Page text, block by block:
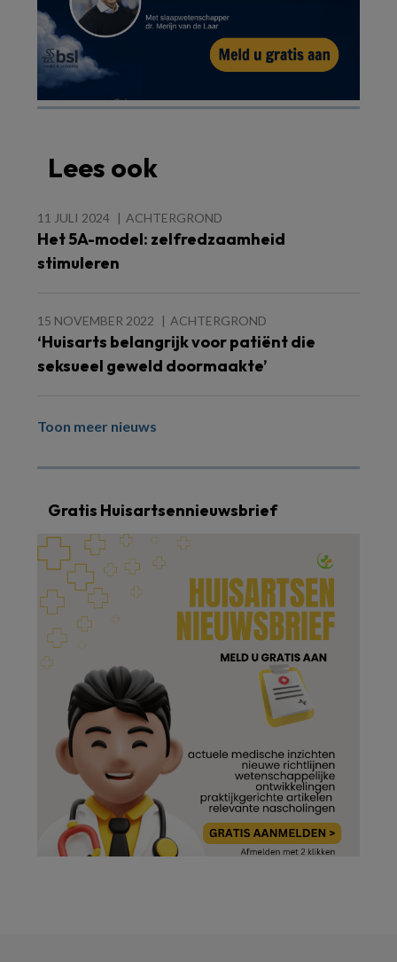
Lees ook
11 JULI 2024 ACHTERGROND
Het 5A-model: zelfredzaamheid
stimuleren
15 NOVEMBER 2022 ACHTERGROND
‘Huisarts belangrijk voor patiënt die
seksueel geweld doormaakte’
Toon meer nieuws
Gratis Huisartsennieuwsbrief